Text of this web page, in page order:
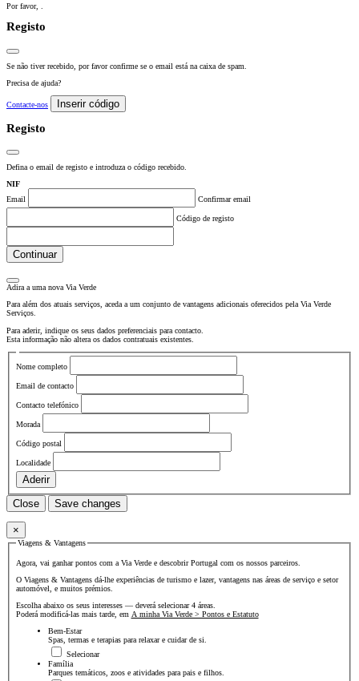
Por favor,
Registo
Se não tiver recebido, por favor confirme se o email está na caixa de spam.
Precisa de ajuda?
Contacte-nos Inserir código
Registo
Defina o email de registo e introduza o código recebido.
NIF
Email
Confirmar email
Código de registo
Continuar
Adira a uma nova Via Verde
Para além dos atuais serviços, aceda a um conjunto de vantagens adicionais oferecidos pela Via Verde
Serviços.
Para aderir, indique os seus dados preferenciais para contacto.
Esta informação não altera os dados contratuais existentes.
Nome completo
Email de contacto
Contacto telefónico
Morada
Código postal
Localidade
Aderir
Close
Save changes
×
Viagens & Vantagens
Agora, vai ganhar pontos com a Via Verde e descobrir Portugal com os nossos parceiros.
O Viagens & Vantagens dá-lhe experiências de turismo e lazer, vantagens nas áreas de serviço e setor
automóvel, e muitos prémios.
Escolha abaixo os seus interesses — deverá selecionar 4 áreas.
Poderá modificá-las mais tarde, em A minha Via Verde > Pontos e Estatuto
Bem-Estar
Spas, termas e terapias para relaxar e cuidar de si.
Selecionar
Família
Parques temáticos, zoos e atividades para pais e filhos.